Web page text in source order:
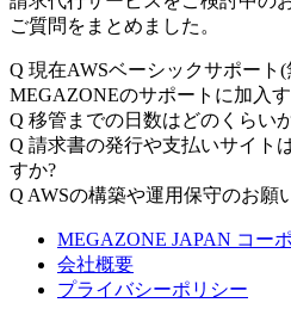
ご質問をまとめました。
Q 現在AWSベーシックサポート(
MEGAZONEのサポートに加入
Q 移管までの日数はどのくらい
Q 請求書の発行や支払いサイト
すか?
Q AWSの構築や運用保守のお願
MEGAZONE JAPAN コー
会社概要
プライバシーポリシー